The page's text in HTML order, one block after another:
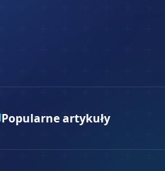
Popularne artykuły